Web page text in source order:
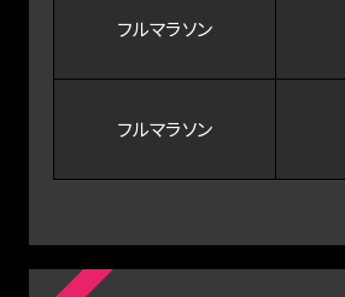
フルマラソン
フルマラソン